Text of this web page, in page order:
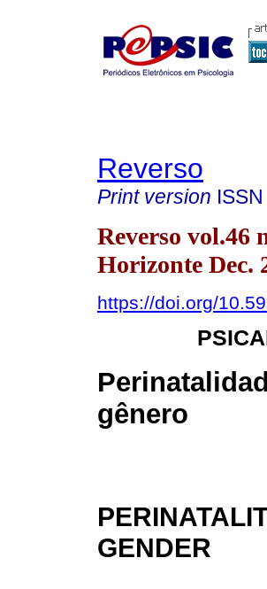
Reverso
Print version ISSN
Reverso vol.46
Horizonte Dec.
https://doi.org/
gênero
GENDER